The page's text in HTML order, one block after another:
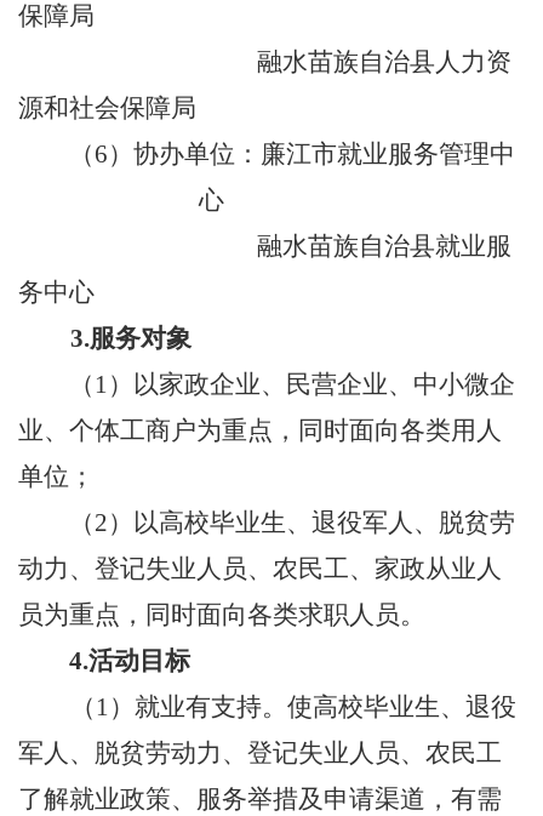
保障局
融水苗族自治县人力资
源和社会保障局
（6） 协办单位 ： 廉江市就业服务管理中
心
融水苗族自治县就业服
务中心
3.服务对象
（ 1）以家政企业、民营企业、中小微企
业、个体工商户为重点，同时面向各类用人
单位；
（2）以高校毕业生、退役军人、脱贫劳
动力、登记失业人员、农民工、家政从业人
员为重点，同时面向各类求职人员。
4.活动目标
（ 1） 就业有支持。 使高校毕业生、退役
军人、脱贫劳动力、登记失业人员、农民工
了解就业政策、服务举措及申请渠道，有需